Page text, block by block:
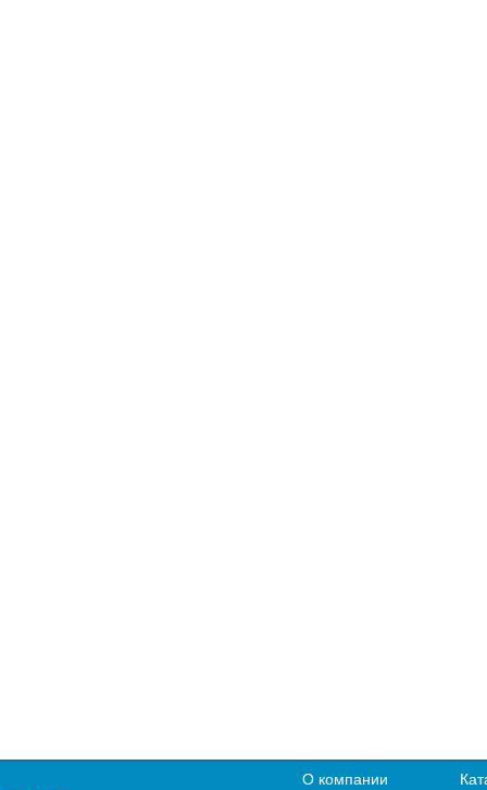
О компании